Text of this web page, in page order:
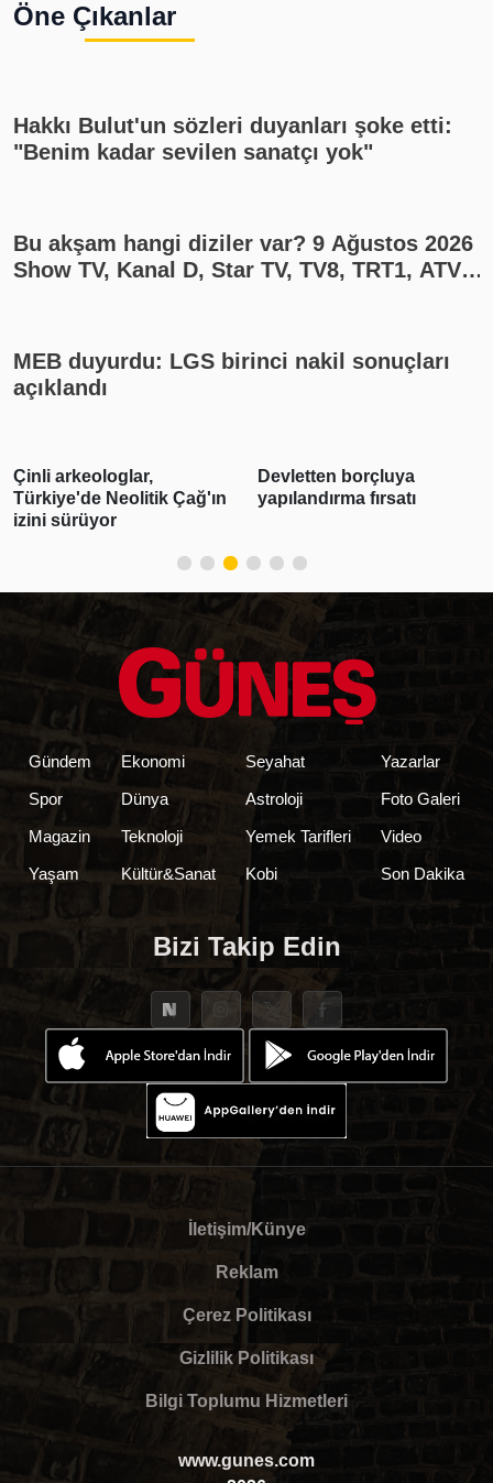
Öne Çıkanlar
Hakkı Bulut'un sözleri duyanları şoke etti:
"Benim kadar sevilen sanatçı yok"
Bu akşam hangi diziler var? 9 Ağustos 2026
Show TV, Kanal D, Star TV, TV8, TRT1, ATV
MEB duyurdu: LGS birinci nakil sonuçları
açıklandı
Çinli arkeologlar,
Türkiye'de Neolitik Çağ'ın
izini sürüyor
Devletten borçluya
yapılandırma fırsatı
Gündem
Spor
Magazin
Yaşam
Ekonomi
Dünya
Teknoloji
Kültür&Sanat
Seyahat
Astroloji
Yemek Tarifleri
Kobi
Yazarlar
Foto Galeri
Video
Son Dakika
Bizi Takip Edin
İletişim/Künye
Reklam
Çerez Politikası
Gizlilik Politikası
Bilgi Toplumu Hizmetleri
www.gunes.com